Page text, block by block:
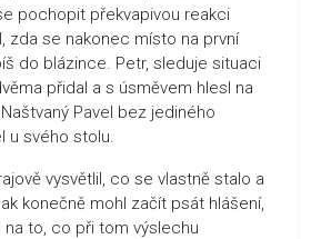
pochopit překvapivou reakci
zda se nakonec místo na první
do blázince. Petr, sleduje situaci
přidal a s úsměvem hlesl na
Pavel bez jediného
u svého stolu.
vysvětlil, co se vlastně stalo a
konečně mohl začít psát hlášení,
na to, co při tom výslechu